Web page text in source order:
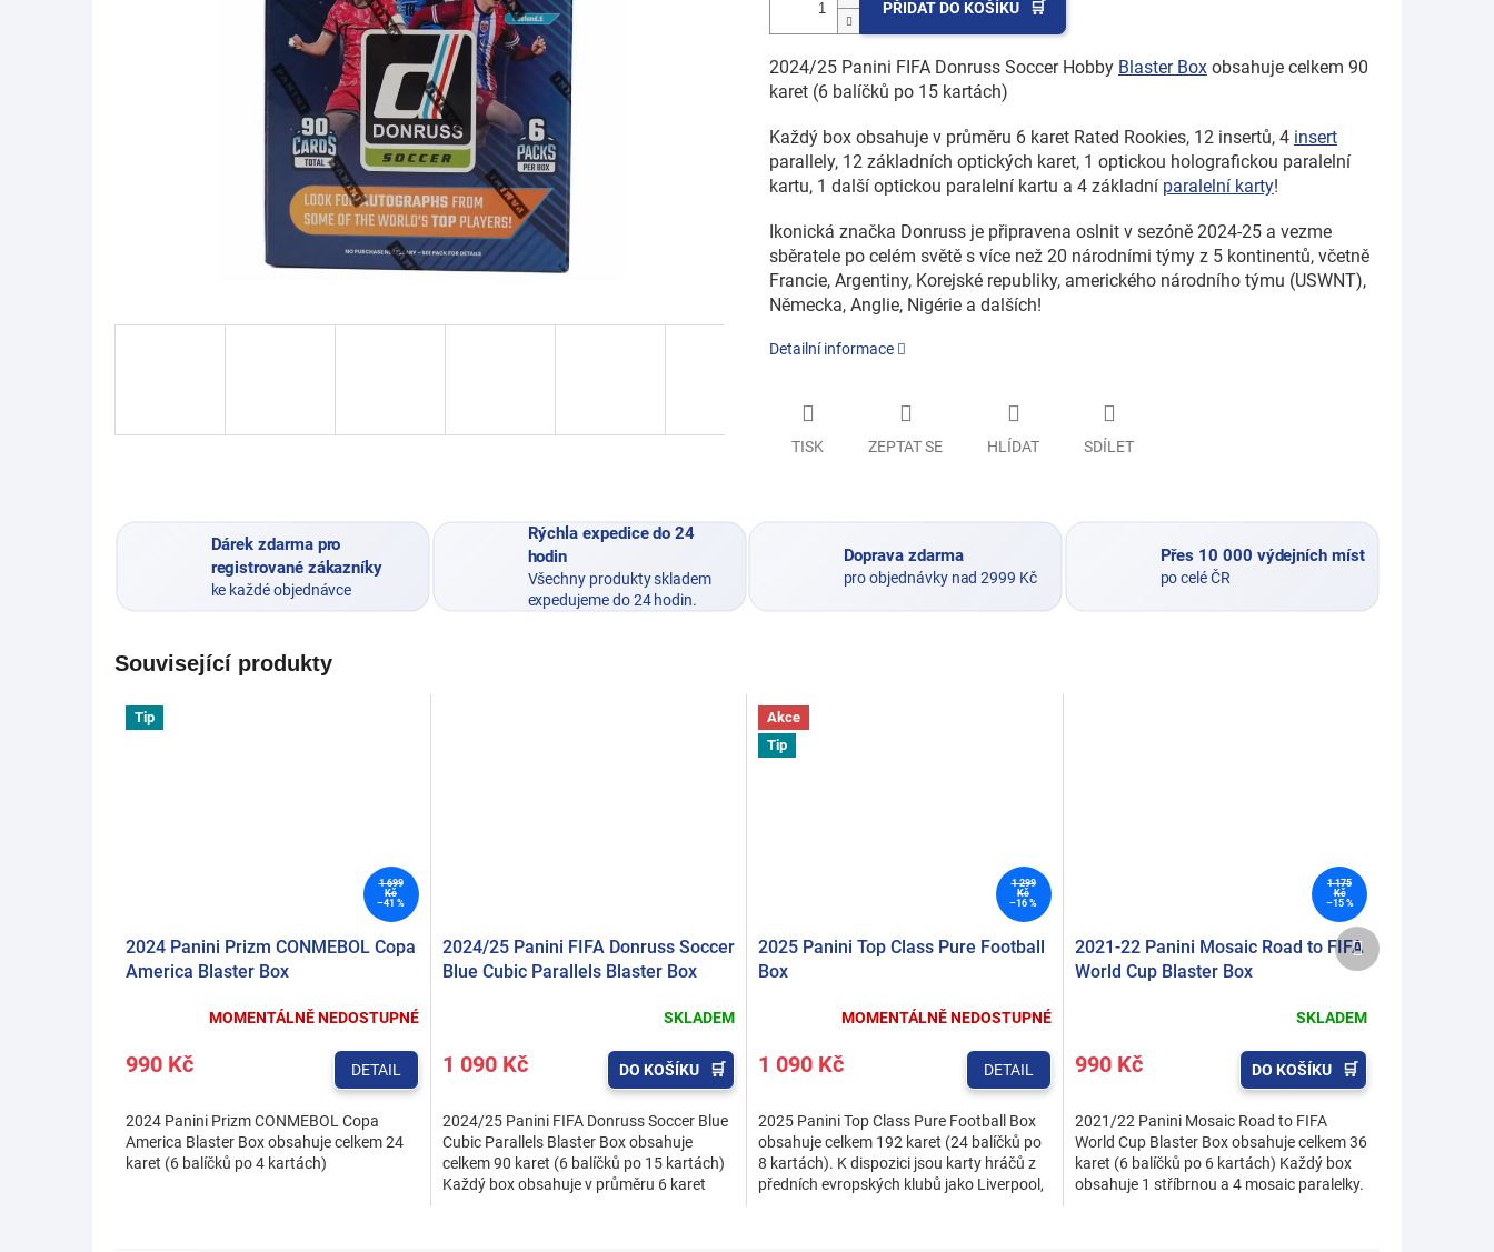
PŘIDAT DO KOŠÍKU
2024/25 Panini FIFA Donruss Soccer Hobby Blaster Box obsahuje celkem 90
karet (6 balíčků po 15 kartách)
Každý box obsahuje v průměru 6 karet Rated Rookies, 12 insertů, 4 insert
parallely, 12 základních optických karet, 1 optickou holografickou paralelní
kartu, 1 další optickou paralelní kartu a 4 základní paralelní karty!
Ikonická značka Donruss je připravena oslnit v sezóně 2024-25 a vezme
sběratele po celém světě s více než 20 národními týmy z 5 kontinentů, včetně
Francie, Argentiny, Korejské republiky, amerického národního týmu (USWNT),
Německa, Anglie, Nigérie a dalších!
Detailní informace
TISK ZEPTAT SE HLÍDAT SDÍLET
Dárek zdarma pro
registrované zákazníky
ke každé objednávce
Rýchla expedice do 24
hodin
Všechny produkty skladem
expedujeme do 24 hodin.
Doprava zdarma
pro objednávky nad 2999 Kč
Přes 10 000 výdejních míst
po celé ČR
Související produkty
Tip
1 699
Kč
–41 %
2024 Panini Prizm CONMEBOL Copa
America Blaster Box
MOMENTÁLNĚ NEDOSTUPNÉ
990 Kč DETAIL
2024 Panini Prizm CONMEBOL Copa
America Blaster Box obsahuje celkem 24
karet (6 balíčků po 4 kartách)
2024/25 Panini FIFA Donruss Soccer
Blue Cubic Parallels Blaster Box
SKLADEM
1 090 Kč DO KOŠÍKU
2024/25 Panini FIFA Donruss Soccer Blue
Cubic Parallels Blaster Box obsahuje
celkem 90 karet (6 balíčků po 15 kartách)
Každý box obsahuje v průměru 6 karet
Akce
Tip
1 299
Kč
–16 %
2025 Panini Top Class Pure Football
Box
MOMENTÁLNĚ NEDOSTUPNÉ
1 090 Kč DETAIL
2025 Panini Top Class Pure Football Box
obsahuje celkem 192 karet (24 balíčků po
8 kartách). K dispozici jsou karty hráčů z
předních evropských klubů jako Liverpool,
1 175
Kč
–15 %
2021-22 Panini Mosaic Road to FIFA
World Cup Blaster Box
SKLADEM
990 Kč DO KOŠÍKU
2021/22 Panini Mosaic Road to FIFA
World Cup Blaster Box obsahuje celkem 36
karet (6 balíčků po 6 kartách) Každý box
obsahuje 1 stříbrnou a 4 mosaic paralelky.
Další
produkt